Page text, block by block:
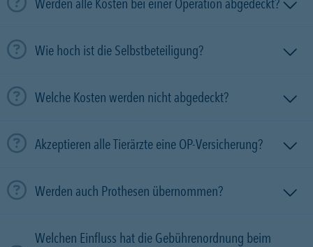
Werden alle Kosten bei einer Operation abgedeckt?
Wie hoch ist die Selbstbeteiligung?
Welche Kosten werden nicht abgedeckt?
Akzeptieren alle Tierärzte eine OP-Versicherung?
Werden auch Prothesen übernommen?
Welchen Einfluss hat die Gebührenordnung beim